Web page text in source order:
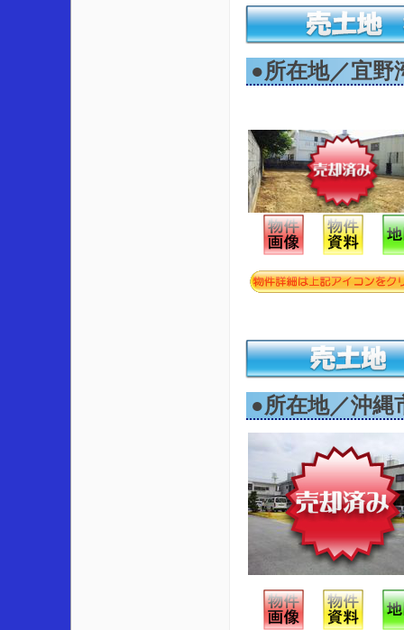
●所在地／宜野
●所在地／沖縄